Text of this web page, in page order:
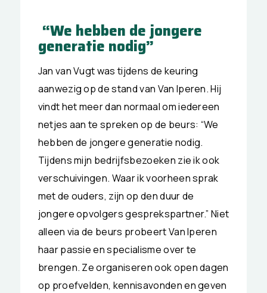
“We hebben de jongere
generatie nodig”
Jan van Vugt was tijdens de keuring
aanwezig op de stand van Van Iperen. Hij
vindt het meer dan normaal om iedereen
netjes aan te spreken op de beurs: “We
hebben de jongere generatie nodig.
Tijdens mijn bedrijfsbezoeken zie ik ook
verschuivingen. Waar ik voorheen sprak
met de ouders, zijn op den duur de
jongere opvolgers gesprekspartner.” Niet
alleen via de beurs probeert Van Iperen
haar passie en specialisme over te
brengen. Ze organiseren ook open dagen
op proefvelden, kennisavonden en geven